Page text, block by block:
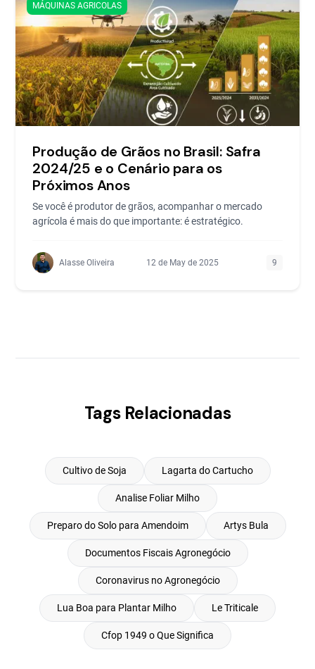
MÁQUINAS AGRICOLAS
Produção de Grãos no Brasil: Safra
2024/25 e o Cenário para os
Próximos Anos
Se você é produtor de grãos, acompanhar o mercado
agrícola é mais do que importante: é estratégico.
Alasse Oliveira 12 de May de 2025 9
Tags Relacionadas
Cultivo de Soja Lagarta do Cartucho
Analise Foliar Milho
Preparo do Solo para Amendoim Artys Bula
Documentos Fiscais Agronegócio
Coronavirus no Agronegócio
Lua Boa para Plantar Milho Le Triticale
Cfop 1949 o Que Significa